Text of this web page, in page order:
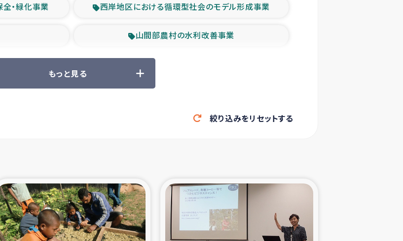
・緑化事業 西岸地区における循環型社会のモデル形成事業
山間部農村の水利改善事業
森林保全型農業の支援事業
援 大雨による洪水被災者支援
シリア国内避難民・帰還民の生活再建支援
スリランカ南部洪水被災者支援
サイクル・プロジ
復興支援事業
もっと見る
絞り込みをリセットする